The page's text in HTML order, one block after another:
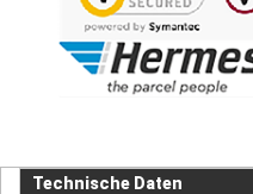
Technische Daten